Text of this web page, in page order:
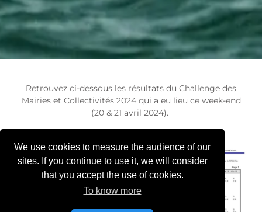
We use cookies to measure the audience of our
sites. If you continue to use it, we will consider
that you accept the use of cookies.
To know more
Retrouvez ci-dessous les résultats du Challenge des
Mairies et Collectivités 2024 qui a eu lieu ce week-end
(20 & 21 avril 2024).